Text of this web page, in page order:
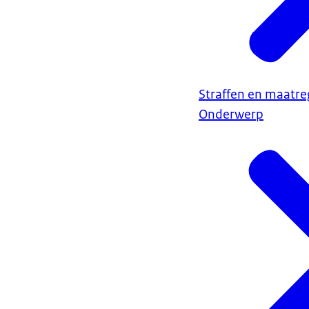
Straffen en
Onderwerp